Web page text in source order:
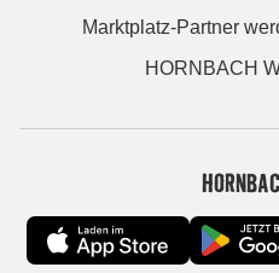
Marktplatz-Partner
HORNBACH